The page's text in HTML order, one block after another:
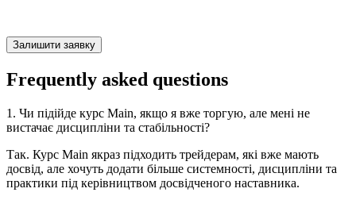
Frequently asked questions
1. Чи підійде курс Main, якщо я вже торгую, але мені не
вистачає дисципліни та стабільності?
Так. Курс Main якраз підходить трейдерам, які вже мають
досвід, але хочуть додати більше системності, дисципліни та
практики під керівництвом досвідченого наставника.